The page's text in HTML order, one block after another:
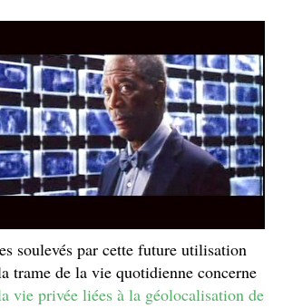
soulevés par cette future utilisation
trame de la vie quotidienne concerne
vie privée liées à la géolocalisation de